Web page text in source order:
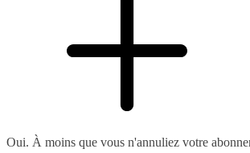
Oui. À moins que vous n'annuliez votre